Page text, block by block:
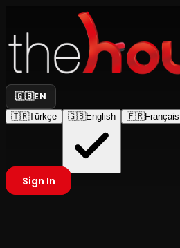
🇬🇧EN
🇹🇷Türkçe 🇬🇧English 🇫🇷Français
Sign In